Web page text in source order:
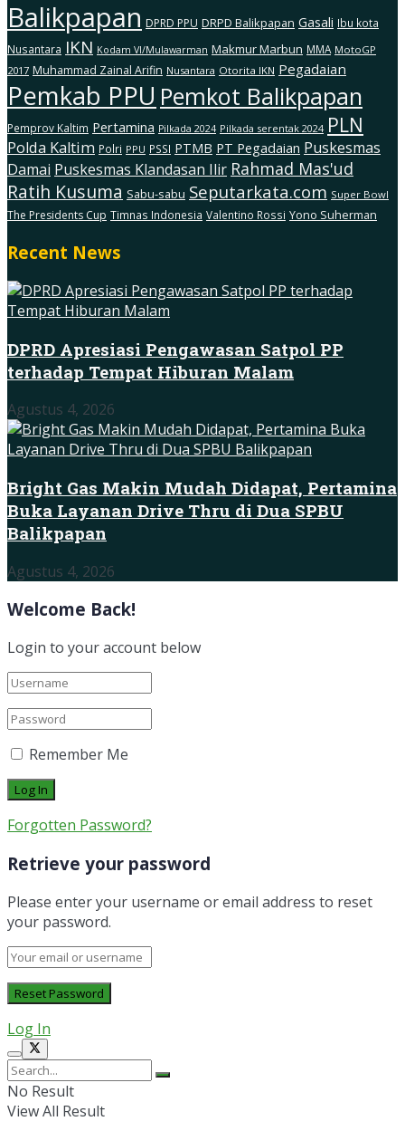
Balikpapan DPRD PPU DRPD Balikpapan Gasali Ibu kota
Nusantara IKN Kodam Vl/Mulawarman Makmur Marbun MMA MotoGP
2017 Muhammad Zainal Arifin Nusantara Otorita IKN Pegadaian
Pemkab PPU Pemkot Balikpapan
Pemprov Kaltim Pertamina Pilkada 2024 Pilkada serentak 2024 PLN
Polda Kaltim Polri PPU PSSI PTMB PT Pegadaian Puskesmas
Damai Puskesmas Klandasan Ilir Rahmad Mas'ud
Ratih Kusuma Sabu-sabu Seputarkata.com Super Bowl
The Presidents Cup Timnas Indonesia Valentino Rossi Yono Suherman
Recent News
DPRD Apresiasi Pengawasan Satpol PP
terhadap Tempat Hiburan Malam
Agustus 4, 2026
Bright Gas Makin Mudah Didapat, Pertamina
Buka Layanan Drive Thru di Dua SPBU
Balikpapan
Agustus 4, 2026
Welcome Back!
Login to your account below
Remember Me
Forgotten Password?
Retrieve your password
Please enter your username or email address to reset
your password.
Log In
No Result
View All Result